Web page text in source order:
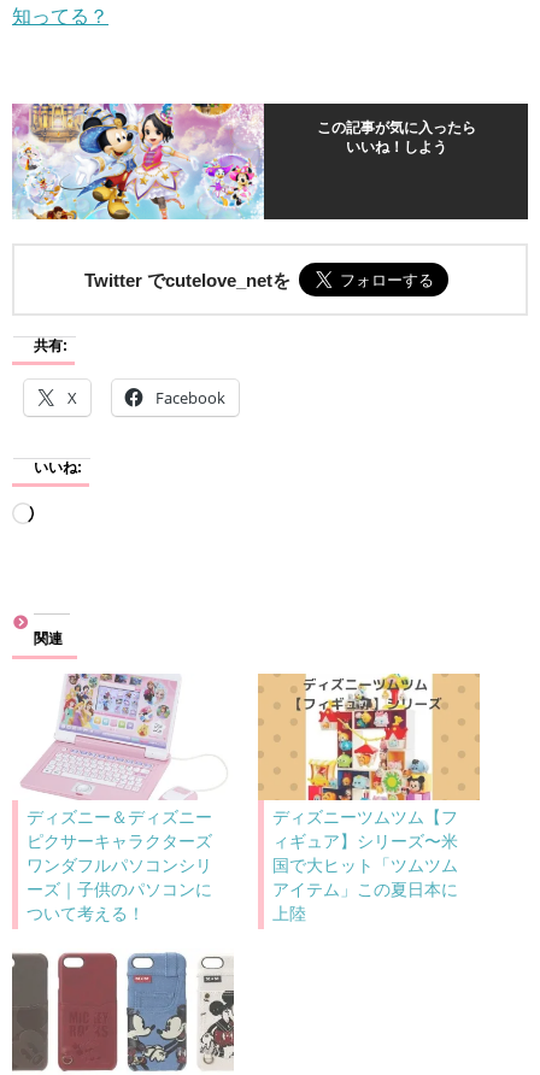
知ってる？
この記事が気に入ったら
いいね！しよう
Twitter でcutelove_netを
共有:
X Facebook
いいね:
読
み
中…
関連
ディズニー＆ディズニー
ピクサーキャラクターズ
ワンダフルパソコンシリ
ーズ｜子供のパソコンに
ついて考える！
ディズニーツムツム【フ
ィギュア】シリーズ〜米
国で大ヒット「ツムツム
アイテム」この夏日本に
上陸